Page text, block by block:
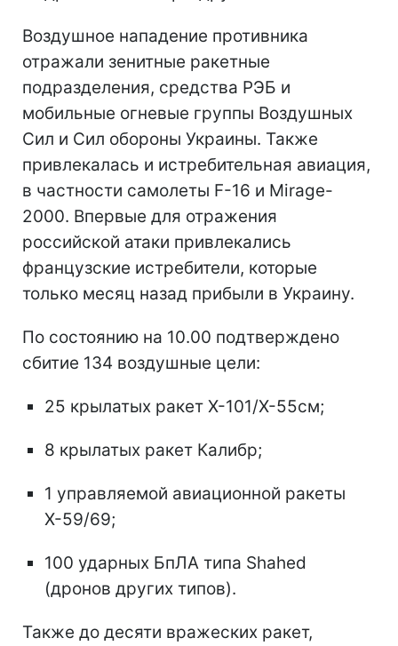
Воздушное нападение противника
отражали зенитные ракетные
подразделения, средства РЭБ и
мобильные огневые группы Воздушных
Сил и Сил обороны Украины. Также
привлекалась и истребительная авиация,
в частности самолеты F-16 и Mirage-
2000. Впервые для отражения
российской атаки привлекались
французские истребители, которые
только месяц назад прибыли в Украину.
По состоянию на 10.00 подтверждено
сбитие 134 воздушные цели:
25 крылатых ракет Х-101/Х-55см;
8 крылатых ракет Калибр;
1 управляемой авиационной ракеты
Х-59/69;
100 ударных БпЛА типа Shahed
(дронов других типов).
Также до десяти вражеских ракет,